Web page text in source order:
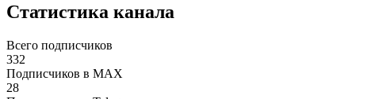
Статистика канала
Всего подписчиков
332
Подписчиков в MAX
28